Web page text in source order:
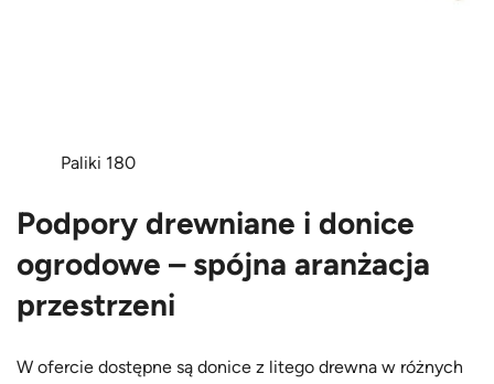
Paliki 180
Podpory drewniane i donice
ogrodowe – spójna aranżacja
przestrzeni
W ofercie dostępne są donice z litego drewna w różnych